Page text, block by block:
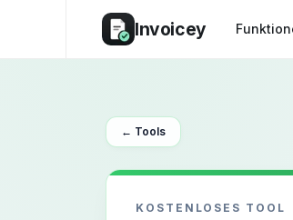
Invoicey
← Tools
KOSTENLOSES TOOL